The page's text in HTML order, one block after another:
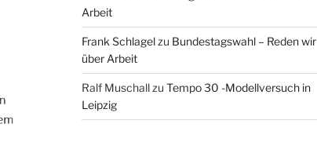
Arbeit
Frank Schlagelzu Bundestagswahl – Reden wir
über Arbeit
Ralf Muschallzu Tempo 30 -Modellversuch in
Leipzig